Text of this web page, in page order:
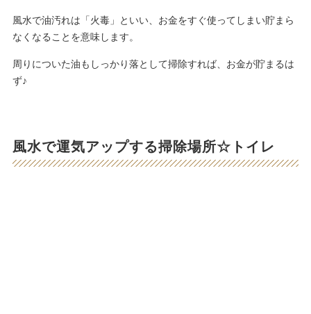
風水で油汚れは「火毒」といい、お金をすぐ使ってしまい貯まら
なくなることを意味します。
周りについた油もしっかり落として掃除すれば、お金が貯まるは
ず♪
風水で運気アップする掃除場所☆トイレ